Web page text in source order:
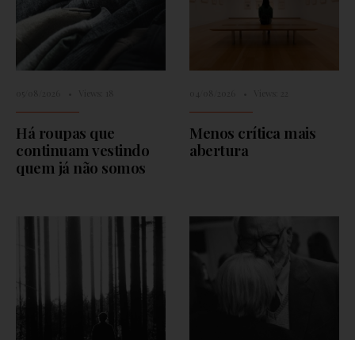
Há roupas que
continuam vestindo
quem já não somos
Menos crítica mais
abertura